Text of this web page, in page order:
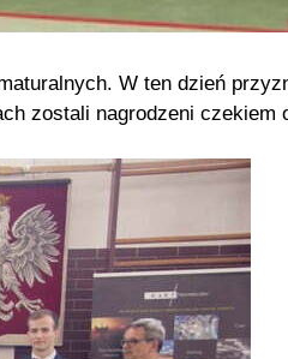
W ten dzień
zostali nagrodzeni czekiem